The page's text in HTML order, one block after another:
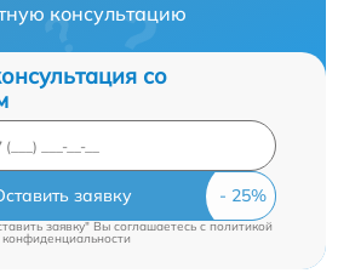
консультацию
со
заявку
заявку" Вы соглашаетесь cполитикой
конфиденциальности